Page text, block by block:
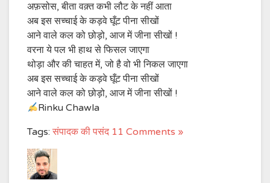
अफ़सोस, बीता वक़्त कभी लौट के नहीं आता
अब इस सच्चाई के कड़वे घूँट पीना सीखों
आने वाले कल को छोड़ो, आज में जीना सीखों !
वरना ये पल भी हाथ से फिसल जाएगा
थोड़ा और की चाहत में, जो है वो भी निकल जाएगा
अब इस सच्चाई के कड़वे घूँट पीना सीखों
आने वाले कल को छोड़ो, आज में जीना सीखों !
Rinku Chawla
Tags: संपादक की पसंद 11 Comments »